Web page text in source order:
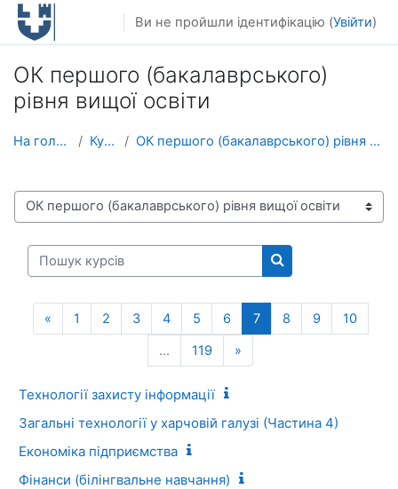
Перейти до головного вмісту
Ви не пройшли ідентифікацію (Увійти)
ОК першого (бакалаврського)
рівня вищої освіти
На головну Курси ОК першого (бакалаврського) рівня вищої освіти
Категорії курсів
Пошук курсів
Пошук курсів
«Попередня сторінка
1 2 3 4 5 6 7(поточний)
8 9
10
…
119 »Наступна сторінка
Технології захисту інформації
Загальні технології у харчовій галузі (Частина 4)
Економіка підприємства
Фінанси (білінгвальне навчання)